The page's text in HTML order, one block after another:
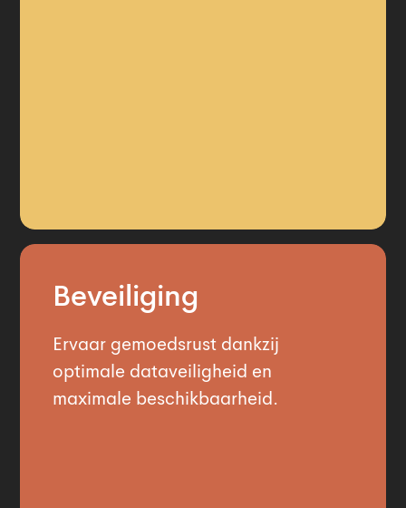
Beveiliging
Ervaar gemoedsrust dankzij
optimale dataveiligheid en
maximale beschikbaarheid.